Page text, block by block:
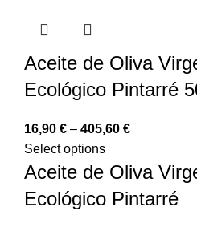
Aceite de Oliva
Ecológico Pintarré
16,90 € – 405,60 €
Select options
Aceite de Oliva
Ecológico Pintarré